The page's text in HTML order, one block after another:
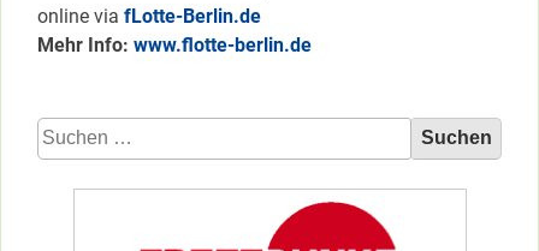
online via fLotte-Berlin.de
Mehr Info: www.flotte-berlin.de
Suchen
nach: